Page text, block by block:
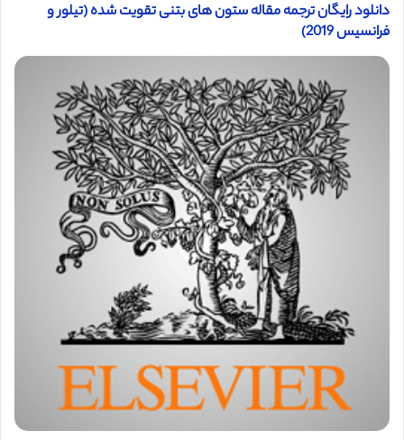
دانلود رایگان ترجمه مقاله ستون های بتنی تقویت شده (تیلور و
فرانسیس 2019)